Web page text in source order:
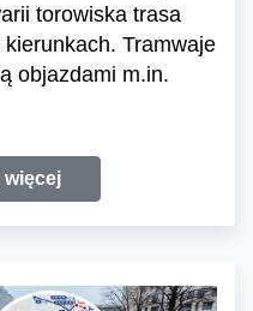
torowiska trasa
Tramwaje
objazdami m.in.
więcej